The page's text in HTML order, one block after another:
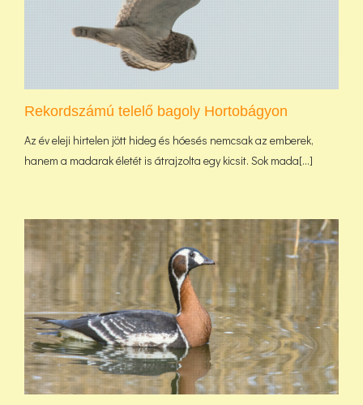
Rekordszámú telelő bagoly Hortobágyon
Az év eleji hirtelen jött hideg és hóesés nemcsak az emberek,
hanem a madarak életét is átrajzolta egy kicsit. Sok mada[...]